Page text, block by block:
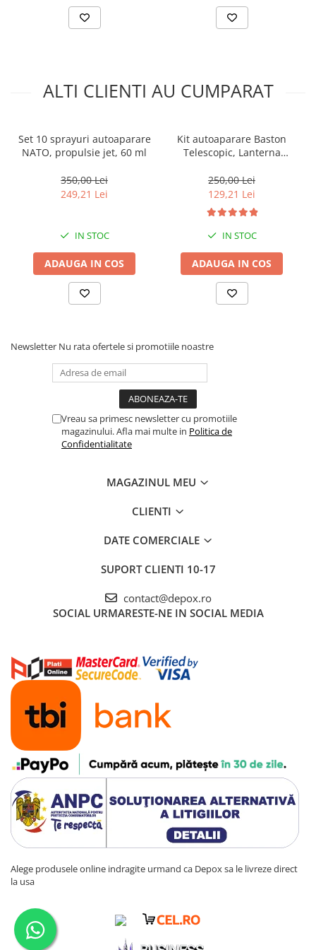
ALTI CLIENTI AU CUMPARAT
Set 10 sprayuri autoaparare
NATO, propulsie jet, 60 ml
350,00 Lei
249,21 Lei
IN STOC
ADAUGA IN COS
Kit autoaparare Baston
Telescopic, Lanterna
Spray-uri Nato
250,00 Lei
129,21 Lei
IN STOC
ADAUGA IN COS
Newsletter Nu rata ofertele si promotiile noastre
Vreau sa primesc newsletter cu promotiile
magazinului. Afla mai multe in Politica de
Confidentialitate
MAGAZINUL MEU
CLIENTI
DATE COMERCIALE
SUPORT CLIENTI 10-17
contact@depox.ro
SOCIAL URMARESTE-NE IN SOCIAL MEDIA
Alege produsele online indragite urmand ca Depox sa le livreze direct
la usa